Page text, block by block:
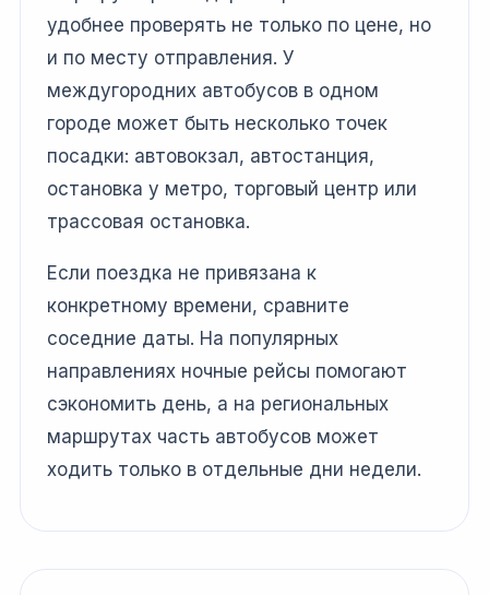
удобнее проверять не только по цене, но
и по месту отправления. У
междугородних автобусов в одном
городе может быть несколько точек
посадки: автовокзал, автостанция,
остановка у метро, торговый центр или
трассовая остановка.
Если поездка не привязана к
конкретному времени, сравните
соседние даты. На популярных
направлениях ночные рейсы помогают
сэкономить день, а на региональных
маршрутах часть автобусов может
ходить только в отдельные дни недели.